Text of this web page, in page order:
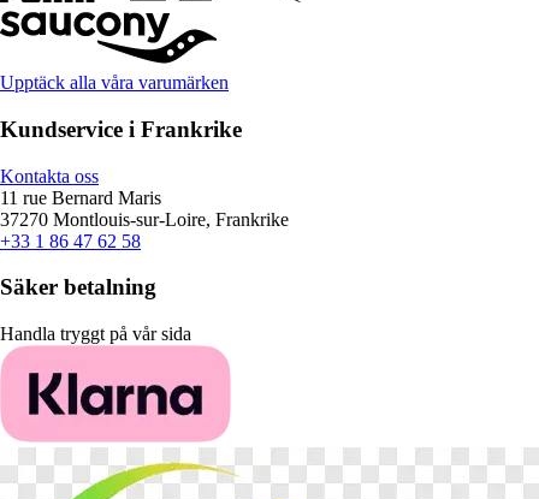
Upptäck alla våra varumärken
Kundservice i Frankrike
Kontakta oss
11 rue Bernard Maris
37270 Montlouis-sur-Loire, Frankrike
+33 1 86 47 62 58
Säker betalning
Handla tryggt på vår sida